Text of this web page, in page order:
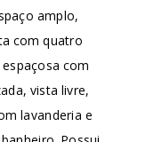
amplo,
com quatro
com
vista livre,
lavanderia e